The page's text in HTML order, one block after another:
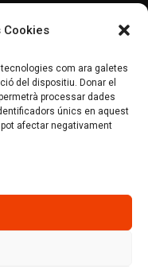
Cookies
com ara galetes
del dispositiu. Donar el
processar dades
únics en aquest
afectar negativament
Muñoz, propietari
colectic.coop)
d’ús
de cookies (EU)